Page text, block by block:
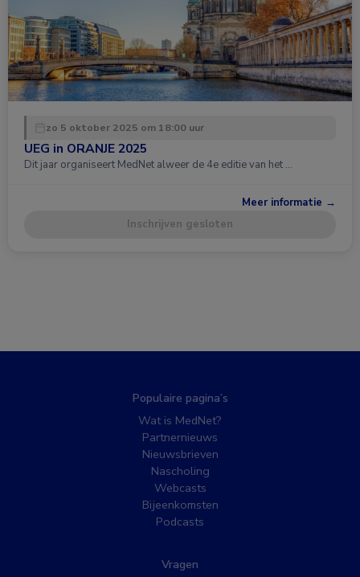
zo 5 oktober 2025 om 18:00 uur
UEG in ORANJE 2025
Dit jaar organiseert MedNet alweer de 4e editie van het …
Meer informatie →
Inschrijven gesloten
Populaire pagina’s
Wat is MedNet?
Partnernieuws
Nieuwsbrieven
Nascholing
Webcasts
Bijeenkomsten
Podcasts
Vragen